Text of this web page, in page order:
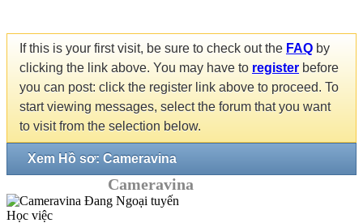
If this is your first visit, be sure to check out the FAQ by
clicking the link above. You may have to register before
you can post: click the register link above to proceed. To
start viewing messages, select the forum that you want
to visit from the selection below.
Xem Hồ sơ: Cameravina
Cameravina
Học việc